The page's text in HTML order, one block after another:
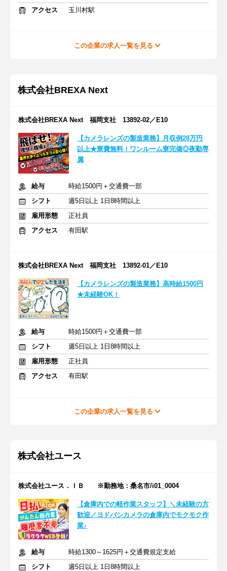
アクセス 玉川村駅
この企業の求人一覧を見る
株式会社BREXA Next
株式会社BREXA Next 福岡支社 13892-02／E10
【カメラレンズの製造業務】月収例28万円
以上★寮費無料！ワンルーム寮完備◎夜勤専
属
給与
時給1500円＋交通費一部
シフト
週5日以上 1日8時間以上
雇用形態
正社員
アクセス
有田駅
株式会社BREXA Next 福岡支社 13892-01／E10
【カメラレンズの製造業務】高時給1500円
★未経験OK！
給与
時給1500円＋交通費一部
シフト
週5日以上 1日8時間以上
雇用形態
正社員
アクセス
有田駅
この企業の求人一覧を見る
株式会社ユース
株式会社ユース．ＩＢ ※勤務地：桑名市/i01_0004
【倉庫内での軽作業スタッフ】＼未経験の方
歓迎／ヨドバシカメラの倉庫内でモクモク作
業♪
給与
時給1300～1625円＋交通費規定支給
シフト
週5日以上 1日8時間以上